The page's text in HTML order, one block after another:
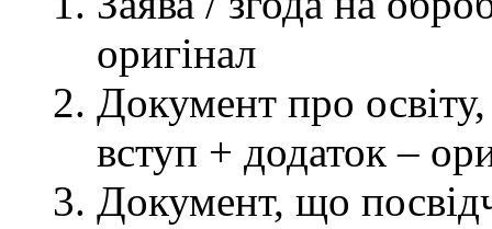
оригінал
Документ про освіту,
вступ + додаток –
Документ, що